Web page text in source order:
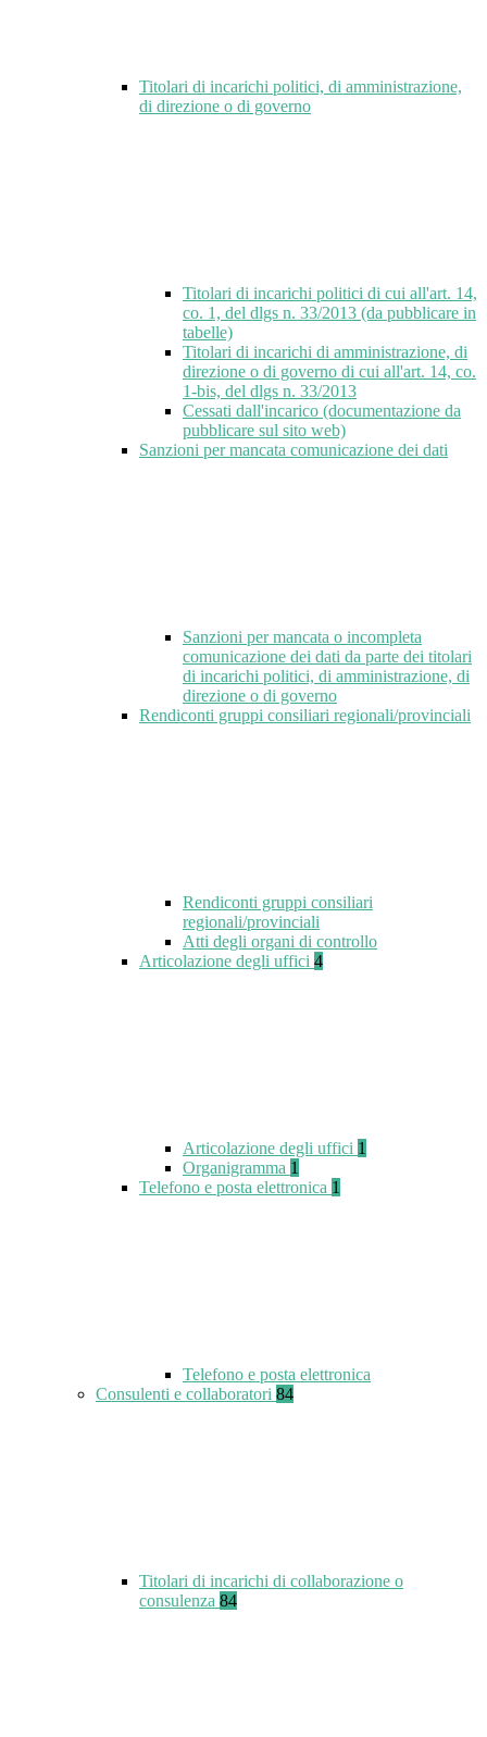
Titolari di incarichi politici, di amministrazione,
di direzione o di governo
Titolari di incarichi politici di cui all'art. 14,
co. 1, del dlgs n. 33/2013 (da pubblicare in
tabelle)
Titolari di incarichi di amministrazione, di
direzione o di governo di cui all'art. 14, co.
1-bis, del dlgs n. 33/2013
Cessati dall'incarico (documentazione da
pubblicare sul sito web)
Sanzioni per mancata comunicazione dei dati
Sanzioni per mancata o incompleta
comunicazione dei dati da parte dei titolari
di incarichi politici, di amministrazione, di
direzione o di governo
Rendiconti gruppi consiliari regionali/provinciali
Rendiconti gruppi consiliari
regionali/provinciali
Atti degli organi di controllo
Articolazione degli uffici 4
Articolazione degli uffici 1
Organigramma 1
Telefono e posta elettronica 1
Telefono e posta elettronica
Consulenti e collaboratori 84
Titolari di incarichi di collaborazione o
consulenza 84